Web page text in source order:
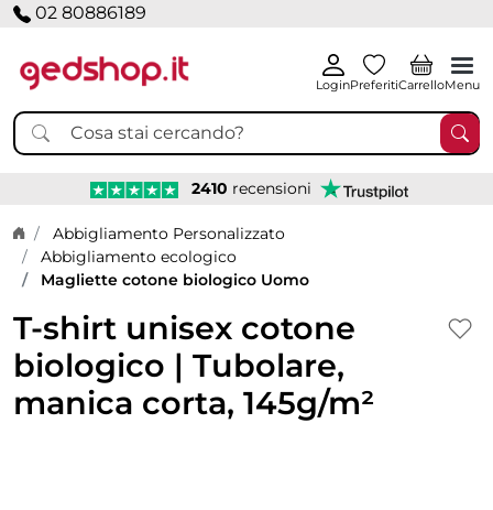
02 80886189
LoginPreferitiCarrelloMenu
2410 recensioni
Home page
Abbigliamento Personalizzato
Abbigliamento ecologico
Magliette cotone biologico Uomo
T-shirt unisex cotone
biologico | Tubolare,
manica corta, 145g/m²